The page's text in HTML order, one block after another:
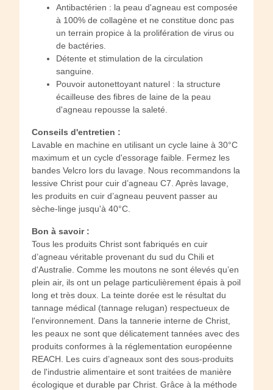
Antibactérien : la peau d'agneau est composée
à 100% de collagène et ne constitue donc pas
un terrain propice à la prolifération de virus ou
de bactéries.
Détente et stimulation de la circulation
sanguine.
Pouvoir autonettoyant naturel : la structure
écailleuse des fibres de laine de la peau
d'agneau repousse la saleté.
Conseils d'entretien :
Lavable en machine en utilisant un cycle laine à 30°C
maximum et un cycle d'essorage faible. Fermez les
bandes Velcro lors du lavage. Nous recommandons la
lessive Christ pour cuir d’agneau C7. Après lavage,
les produits en cuir d’agneau peuvent passer au
sèche-linge jusqu'à 40°C.
Bon à savoir :
Tous les produits Christ sont fabriqués en cuir
d’agneau véritable provenant du sud du Chili et
d'Australie. Comme les moutons ne sont élevés qu’en
plein air, ils ont un pelage particulièrement épais à poil
long et très doux. La teinte dorée est le résultat du
tannage médical (tannage relugan) respectueux de
l'environnement. Dans la tannerie interne de Christ,
les peaux ne sont que délicatement tannées avec des
produits conformes à la réglementation européenne
REACH. Les cuirs d’agneaux sont des sous-produits
de l'industrie alimentaire et sont traitées de manière
écologique et durable par Christ. Grâce à la méthode